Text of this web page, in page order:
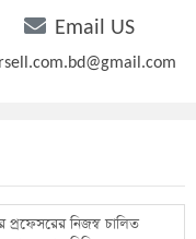
Email US
প্রফেসরের নিজস্ব চালিত